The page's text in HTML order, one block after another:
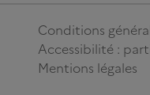
Conditions
Accessibilité :
Mentions légales